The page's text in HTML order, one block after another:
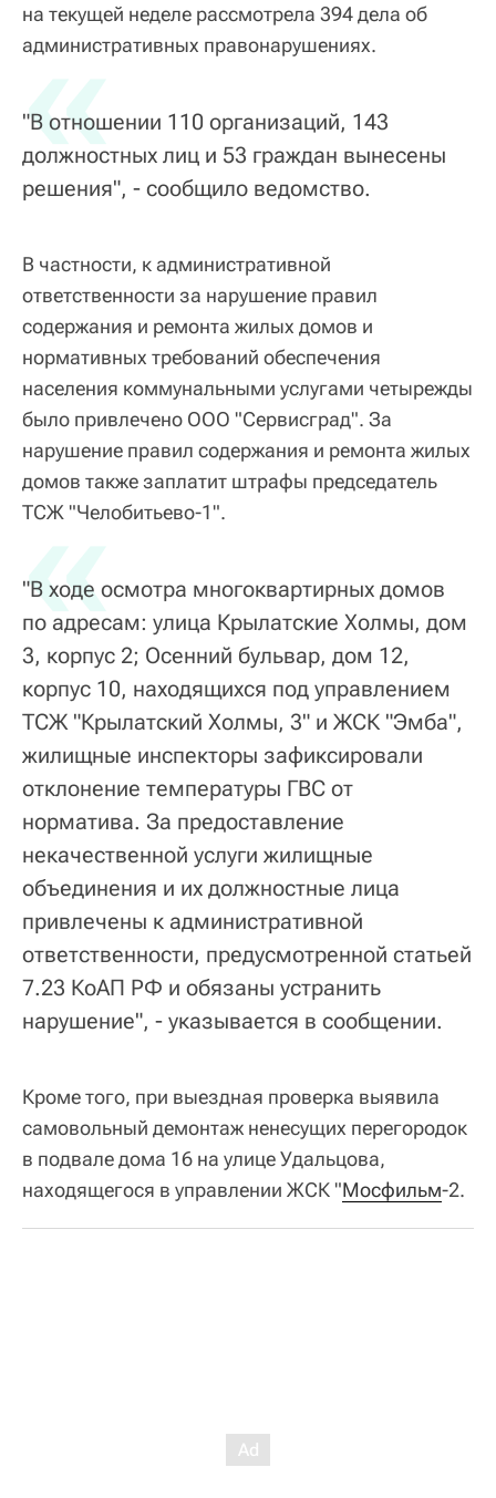
на текущей неделе рассмотрела 394 дела об
административных правонарушениях.
«
"В отношении 110 организаций, 143
должностных лиц и 53 граждан вынесены
решения", - сообщило ведомство.
В частности, к административной
ответственности за нарушение правил
содержания и ремонта жилых домов и
нормативных требований обеспечения
населения коммунальными услугами четырежды
было привлечено ООО "Сервисград". За
нарушение правил содержания и ремонта жилых
домов также заплатит штрафы председатель
ТСЖ "Челобитьево-1".
«
"В ходе осмотра многоквартирных домов
по адресам: улица Крылатские Холмы, дом
3, корпус 2; Осенний бульвар, дом 12,
корпус 10, находящихся под управлением
ТСЖ "Крылатский Холмы, 3" и ЖСК "Эмба",
жилищные инспекторы зафиксировали
отклонение температуры ГВС от
норматива. За предоставление
некачественной услуги жилищные
объединения и их должностные лица
привлечены к административной
ответственности, предусмотренной статьей
7.23 КоАП РФ и обязаны устранить
нарушение", - указывается в сообщении.
Кроме того, при выездная проверка выявила
самовольный демонтаж ненесущих перегородок
в подвале дома 16 на улице Удальцова,
находящегося в управлении ЖСК "Мосфильм-2.